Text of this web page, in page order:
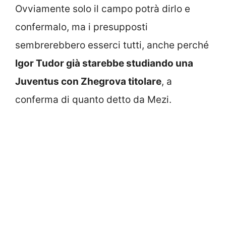
Ovviamente solo il campo potrà dirlo e
confermalo, ma i presupposti
sembrerebbero esserci tutti, anche perché
Igor Tudor già starebbe studiando una
Juventus con Zhegrova titolare, a
conferma di quanto detto da Mezi.